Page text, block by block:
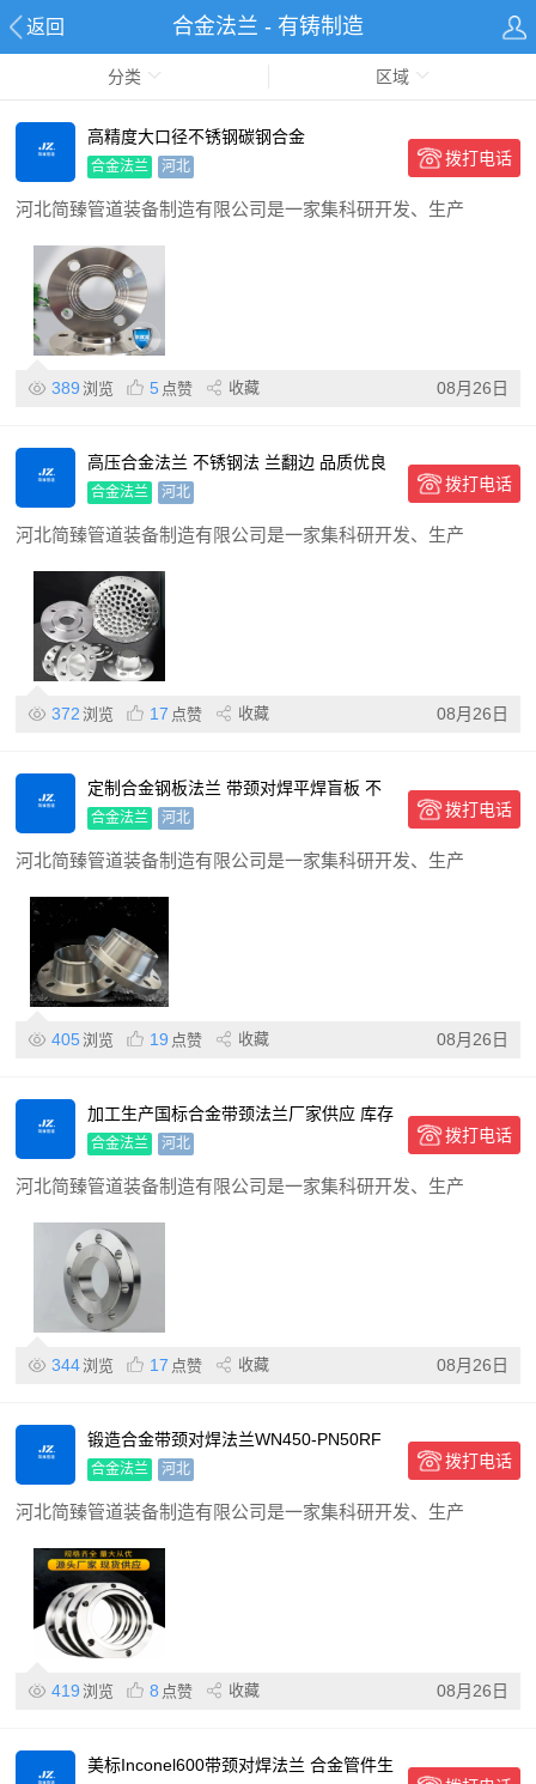
返回 合金法兰 - 有铸制造
分类 区域
高精度大口径不锈钢碳钢合金
DN10~DN4000带颈国标非标
合金法兰 河北 拨打电话
河北简臻管道装备制造有限公司是一家集科研开发、生产
389 浏览 5 点赞 收藏 08月26日
高压合金法兰 不锈钢法 兰翻边 品质优良
厂家
合金法兰 河北 拨打电话
河北简臻管道装备制造有限公司是一家集科研开发、生产
372 浏览 17 点赞 收藏 08月26日
定制合金钢板法兰 带颈对焊平焊盲板 不
锈钢管件
合金法兰 河北 拨打电话
河北简臻管道装备制造有限公司是一家集科研开发、生产
405 浏览 19 点赞 收藏 08月26日
加工生产国标合金带颈法兰厂家供应 库存
充足 抗压能力强
合金法兰 河北 拨打电话
河北简臻管道装备制造有限公司是一家集科研开发、生产
344浏览 17 点赞 收藏 08月26日
锻造合金带颈对焊法兰WN450-PN50RF
支持定制
合金法兰 河北 拨打电话
河北简臻管道装备制造有限公司是一家集科研开发、生产
419 浏览 8 点赞 收藏 08月26日
美标Inconel600带颈对焊法兰 合金管件生